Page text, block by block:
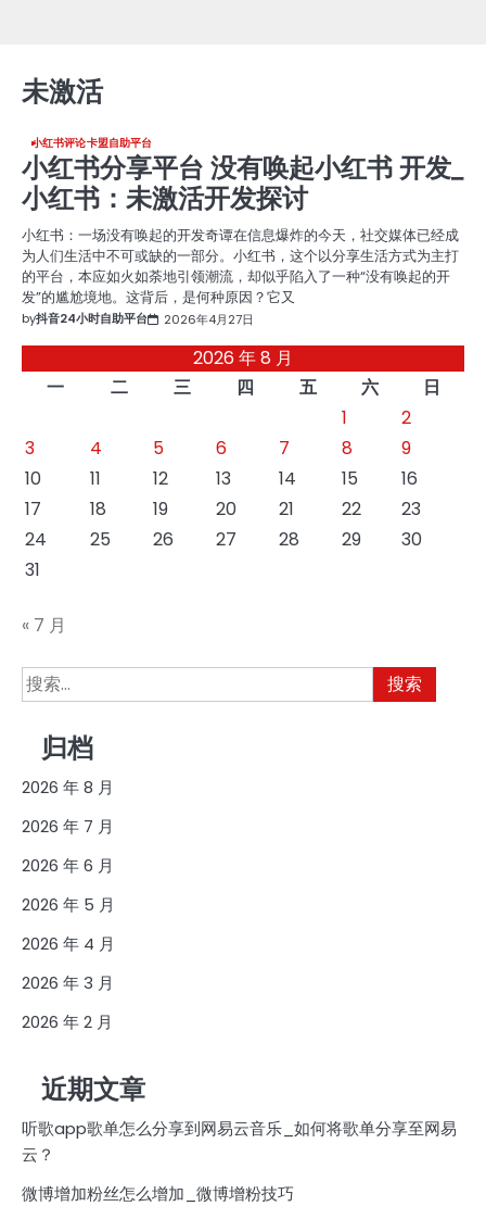
未激活
小红书评论卡盟自助平台
小红书分享平台 没有唤起小红书 开发_
小红书：未激活开发探讨
小红书：一场没有唤起的开发奇谭在信息爆炸的今天，社交媒体已经成
为人们生活中不可或缺的一部分。小红书，这个以分享生活方式为主打
的平台，本应如火如荼地引领潮流，却似乎陷入了一种“没有唤起的开
发”的尴尬境地。这背后，是何种原因？它又
by抖音24小时自助平台 2026年4月27日
2026 年 8 月
一
二 三 四 五 六
日
1
2
3
4 5 6 7 8
9
10
11 12 13 14 15
16
17
18 19 20 21 22
23
24
25 26 27 28 29
30
31
« 7 月
搜
索：
归档
2026 年 8 月
2026 年 7 月
2026 年 6 月
2026 年 5 月
2026 年 4 月
2026 年 3 月
2026 年 2 月
近期文章
听歌app歌单怎么分享到网易云音乐_如何将歌单分享至网易
云？
微博增加粉丝怎么增加_微博增粉技巧